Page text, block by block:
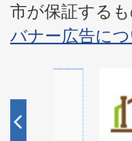
市が保証する
バナー広告に